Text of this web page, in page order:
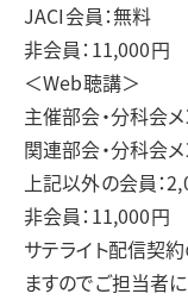
JACI会員：無料
非会員：11,000円
＜Web聴講＞
主催部会・分科会
関連部会・分科会
上記以外の会員：
非会員：11,000円
サテライト配信契
ますのでご担当者